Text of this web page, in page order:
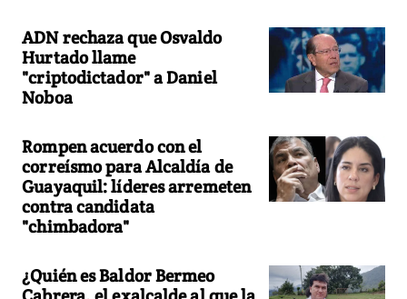
ADN rechaza que Osvaldo
Hurtado llame
"criptodictador" a Daniel
Noboa
Rompen acuerdo con el
correísmo para Alcaldía de
Guayaquil: líderes arremeten
contra candidata
"chimbadora"
¿Quién es Baldor Bermeo